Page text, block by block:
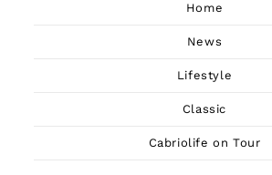
Home
News
Lifestyle
Classic
Cabriolife on Tour